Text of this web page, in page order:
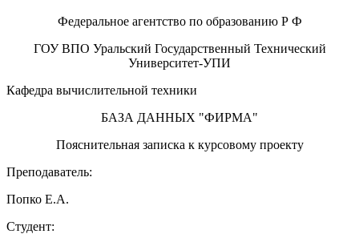
Федеральное агентство по образованию Р Ф
ГОУ ВПО Уральский Государственный Технический
Университет-УПИ
Кафедра вычислительной техники
БАЗА ДАННЫХ "ФИРМА"
Пояснительная записка к курсовому проекту
Преподаватель:
Попко Е.А.
Студент: